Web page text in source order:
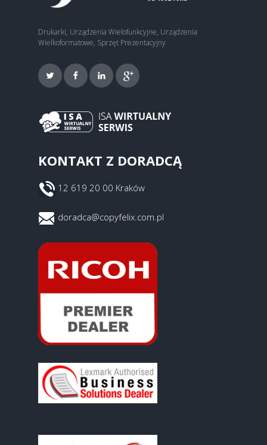
Drukarki, Urządzenia Wielofunkcyjne, Urządzenia
Wielkoformatowe, Sprzęt Prezentacyjny
KONTAKT Z DORADCĄ
12 619 20 00 Kraków
doradca@copyfelix.com.pl